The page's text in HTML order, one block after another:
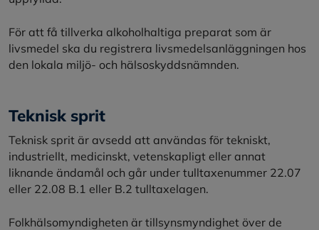
För att få tillverka alkoholhaltiga preparat som är
livsmedel ska du registrera livsmedelsanläggningen hos
den lokala miljö- och hälsoskyddsnämnden.
Teknisk sprit
Teknisk sprit är avsedd att användas för tekniskt,
industriellt, medicinskt, vetenskapligt eller annat
liknande ändamål och går under tulltaxenummer 22.07
eller 22.08 B.1 eller B.2 tulltaxelagen.
Folkhälsomyndigheten är tillsynsmyndighet över de